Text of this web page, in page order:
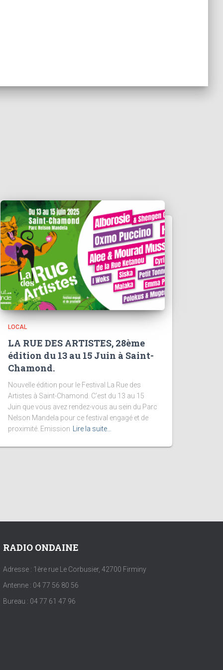
LOCAL
LA RUE DES ARTISTES, 28ème
édition du 13 au 15 Juin à Saint-
Chamond.
Nouvelle édition pour le Festival La Rue des
Artistes à Saint-Chamond. C’est du 13 au 15
Juin que vous avez rendez-vous au sein du Parc
Nelson Mandela pour ce festival engagé et de
proximité. Emission
Lire la suite…
RADIO ONDAINE
Adresse : 1ère rue Le Corbusier, 42700 Firminy
Antenne : 04 77 56 80 56
Bureau : 04 77 61 47 96